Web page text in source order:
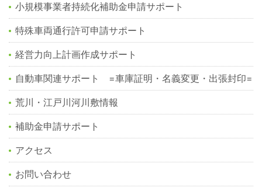
小規模事業者持続化補助金申請サポート
特殊車両通行許可申請サポート
経営力向上計画作成サポート
自動車関連サポート =車庫証明・名義変更・出張封印=
荒川・江戸川河川敷情報
補助金申請サポート
アクセス
お問い合わせ